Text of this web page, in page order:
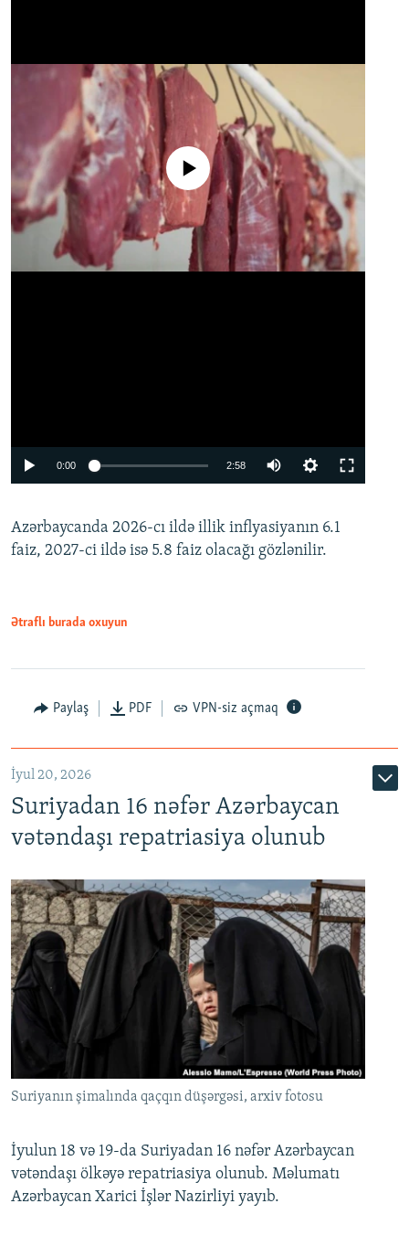
Auto
No media source currently available
0:00 2:58
360p
480p
Azərbaycanda 2026-cı ildə illik inflyasiyanın 6.1
faiz, 2027-ci ildə isə 5.8 faiz olacağı gözlənilir.
Ətraflı burada oxuyun
Paylaş PDF VPN-siz açmaq
İyul 20, 2026
Suriyadan 16 nəfər Azərbaycan
vətəndaşı repatriasiya olunub
Suriyanın şimalında qaçqın düşərgəsi, arxiv fotosu
İyulun 18 və 19-da Suriyadan 16 nəfər Azərbaycan
vətəndaşı ölkəyə repatriasiya olunub. Məlumatı
Azərbaycan Xarici İşlər Nazirliyi yayıb.